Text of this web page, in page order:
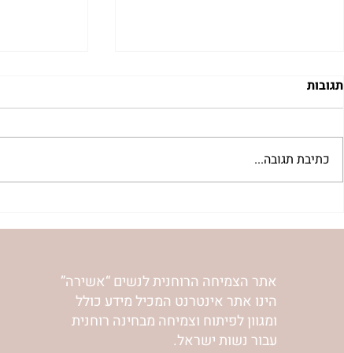
הירש
אילון הירש
תגובות
כתיבת תגובה...
אתר הצמיחה הרוחנית לנשים “אשירה”
הינו אתר אינטרנט המכיל מידע כולל
ומגוון לפיתוח וצמיחה מבחינה רוחנית
עבור נשות ישראל.